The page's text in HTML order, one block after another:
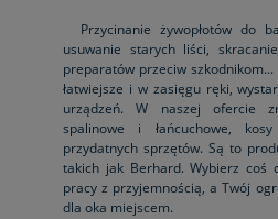
Przycinanie żywopłotów do
usuwanie starych liści,
preparatów przeciw
łatwiejsze i w zasięgu ręki,
urządzeń. W naszej ofercie
spalinowe i łańcuchowe,
przydatnych sprzętów. Są to
takich jak Berhard. Wybierz
pracy z przyjemnością, a Twój
dla oka miejscem.